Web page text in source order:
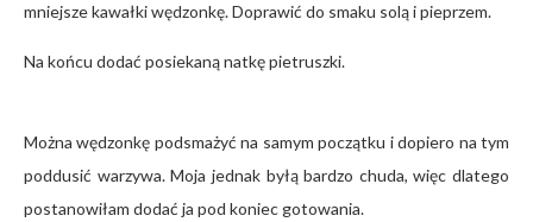
mniejsze kawałki wędzonkę. Doprawić do smaku solą i pieprzem.
Na końcu dodać posiekaną natkę pietruszki.
Można wędzonkę podsmażyć na samym początku i dopiero na tym
poddusić warzywa. Moja jednak byłą bardzo chuda, więc dlatego
postanowiłam dodać ja pod koniec gotowania.